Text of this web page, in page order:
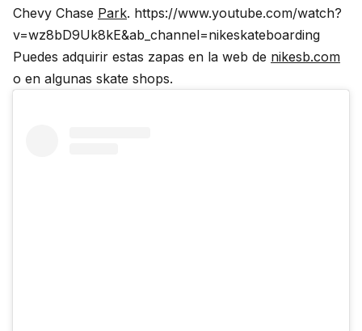
Chevy Chase Park. https://www.youtube.com/watch?
v=wz8bD9Uk8kE&ab_channel=nikeskateboarding
Puedes adquirir estas zapas en la web de nikesb.com
o en algunas skate shops.